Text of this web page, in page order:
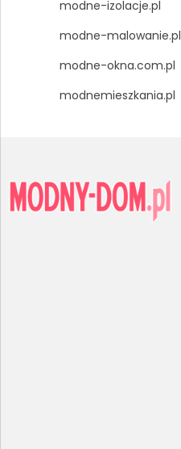
modne-izolacje.pl
modne-malowanie.pl
modne-okna.com.pl
modnemieszkania.pl